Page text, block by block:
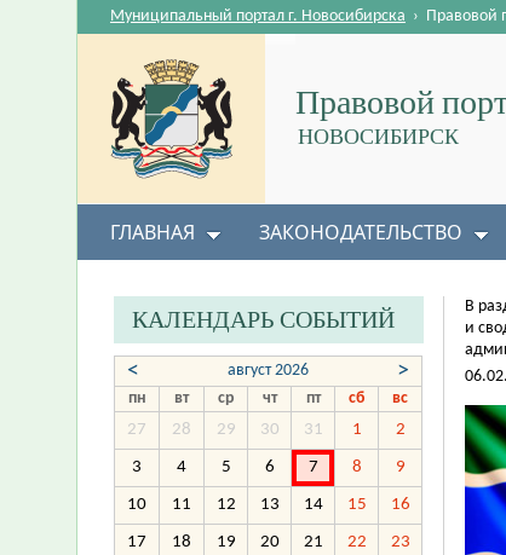
Правовой
НОВОСИБИРСК
Муниципальный портал г. Новосибирска › Правовой
ГЛАВНАЯ ЗАКОНОДАТЕЛЬСТВО
В
и
КАЛЕНДАРЬ СОБЫТИЙ
< август 2026 >
пн вт ср чт пт сб
вс
27
28 29 30 31 1 2
3 4 5 6 7 8 9
10 11 12 13 14 15 16
17 18 19 20 21 22 23